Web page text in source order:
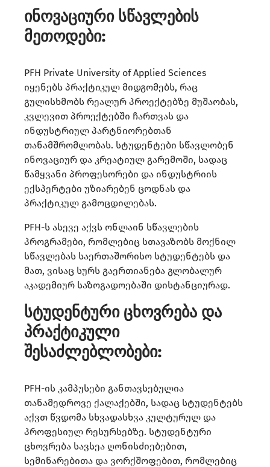
ინოვაციური სწავლების
მეთოდები:
PFH Private University of Applied Sciences
იყენებს პრაქტიკულ მიდგომებს, რაც
გულისხმობს რეალურ პროექტებზე მუშაობას,
კვლევით პროექტებში ჩართვას და
ინდუსტრიულ პარტნიორებთან
თანამშრომლობას. სტუდენტები სწავლობენ
ინოვაციურ და კრეატიულ გარემოში, სადაც
წამყვანი პროფესორები და ინდუსტრიის
ექსპერტები უზიარებენ ცოდნას და
პრაქტიკულ გამოცდილებას.
PFH-ს ასევე აქვს ონლაინ სწავლების
პროგრამები, რომლებიც სთავაზობს მოქნილ
სწავლებას საერთაშორისო სტუდენტებს და
მათ, ვისაც სურს გაერთიანება გლობალურ
აკადემიურ საზოგადოებაში დისტანციურად.
სტუდენტური ცხოვრება და
პრაქტიკული
შესაძლებლობები:
PFH-ის კამპუსები განთავსებულია
თანამედროვე ქალაქებში, სადაც სტუდენტებს
აქვთ წვდომა სხვადასხვა კულტურულ და
პროფესიულ რესურსებზე. სტუდენტური
ცხოვრება სავსეა ღონისძიებებით,
სემინარებითა და ვორქშოფებით, რომლებიც